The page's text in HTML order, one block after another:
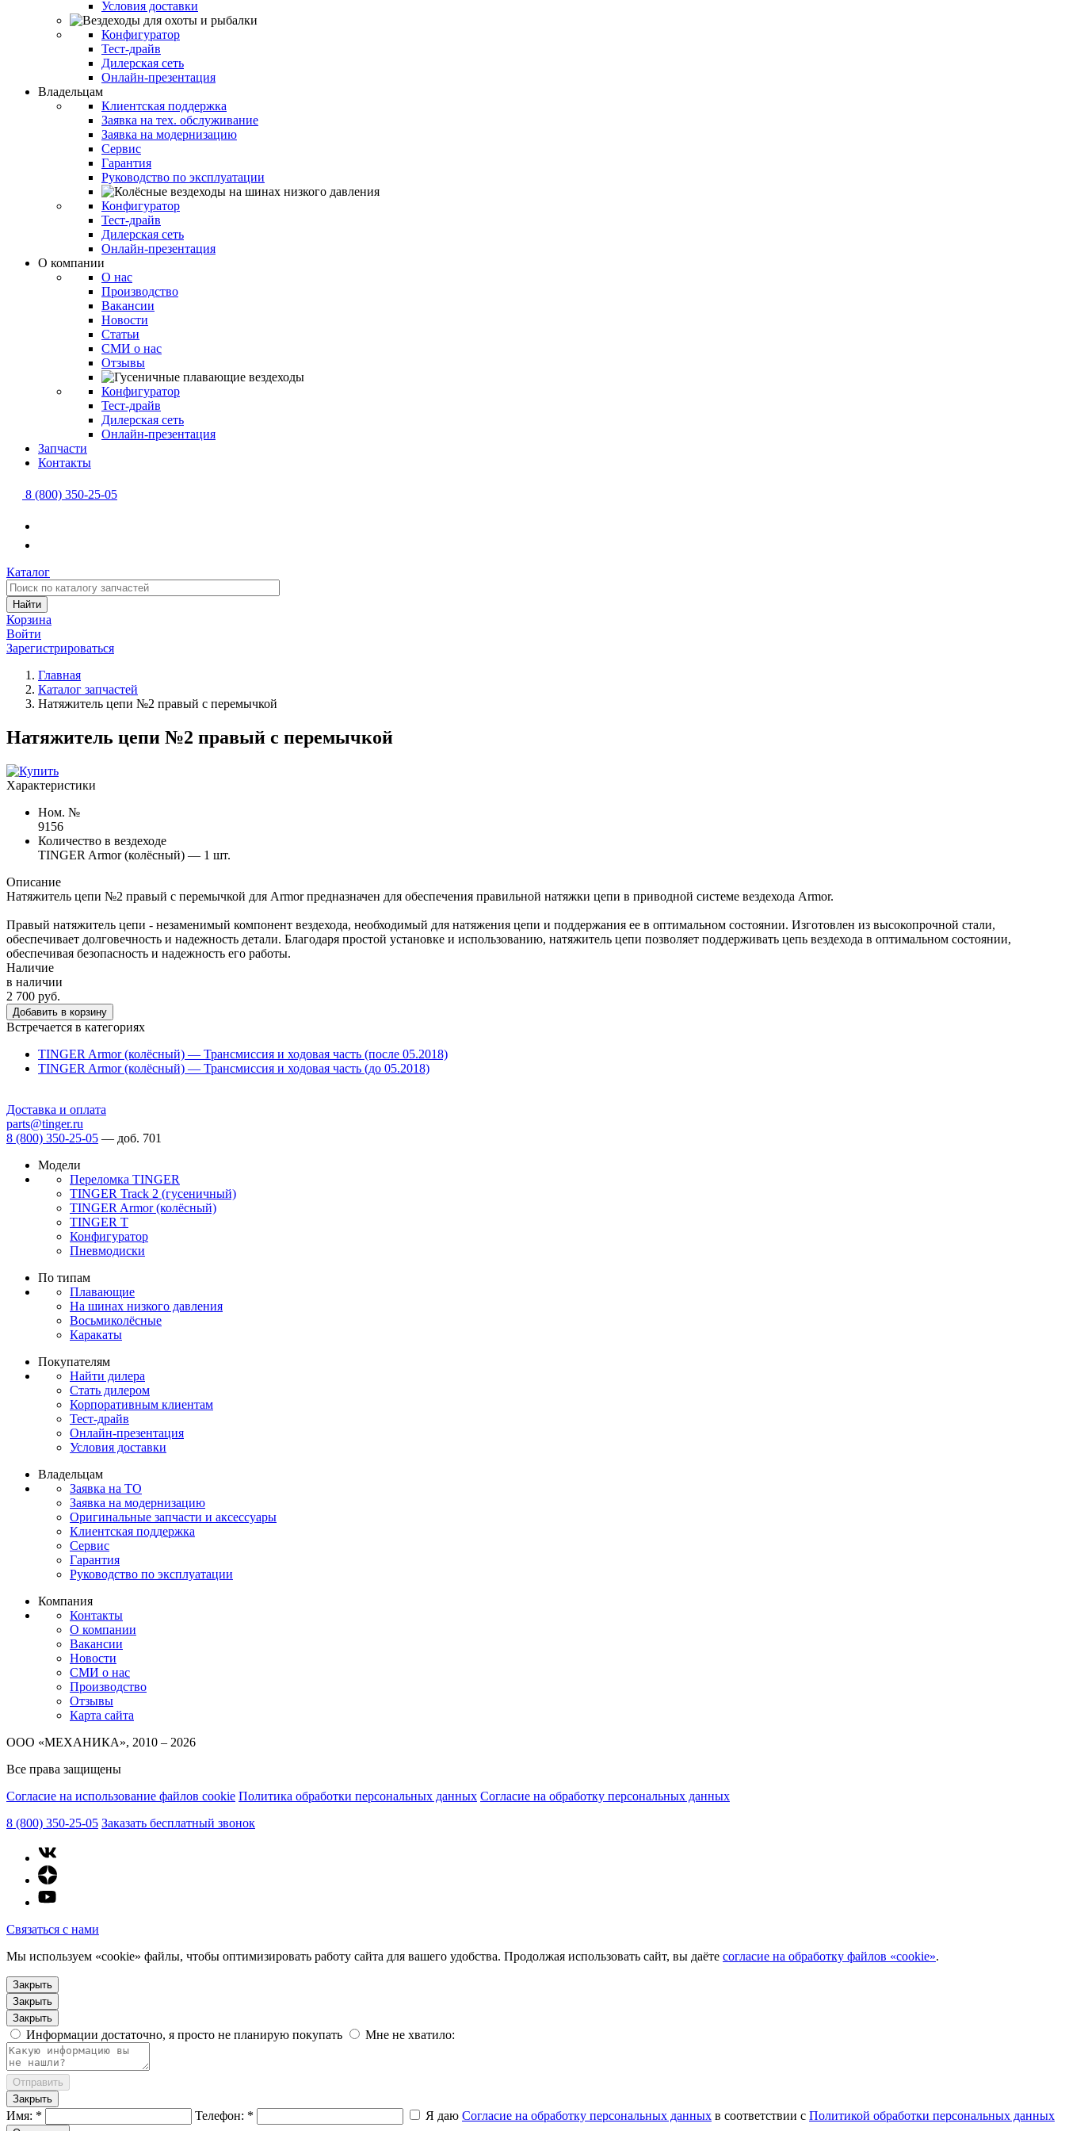
Условия доставки
Конфигуратор
Тест-драйв
Дилерская сеть
Онлайн-презентация
Владельцам
Клиентская поддержка
Заявка на тех. обслуживание
Заявка на модернизацию
Сервис
Гарантия
Руководство по эксплуатации
Конфигуратор
Тест-драйв
Дилерская сеть
Онлайн-презентация
О компании
О нас
Производство
Вакансии
Новости
Статьи
СМИ о нас
Отзывы
Конфигуратор
Тест-драйв
Дилерская сеть
Онлайн-презентация
Запчасти
Контакты
8 (800) 350-25-05
Каталог
Найти
Корзина
Войти
Зарегистрироваться
Главная
Каталог запчастей
Натяжитель цепи №2 правый с перемычкой
Натяжитель цепи №2 правый с перемычкой
Характеристики
Ном. №
9156
Количество в вездеходе
TINGER Armor (колёсный) — 1 шт.
Описание
Натяжитель цепи №2 правый с перемычкой для Armor предназначен для обеспечения правильной натяжки цепи в приводной системе вездехода Armor.
Правый натяжитель цепи - незаменимый компонент вездехода, необходимый для натяжения цепи и поддержания ее в оптимальном состоянии. Изготовлен из высокопрочной стали,
обеспечивает долговечность и надежность детали. Благодаря простой установке и использованию, натяжитель цепи позволяет поддерживать цепь вездехода в оптимальном состоянии,
обеспечивая безопасность и надежность его работы.
Наличие
в наличии
2 700 руб.
Добавить в корзину
Встречается в категориях
TINGER Armor (колёсный) — Трансмиссия и ходовая часть (после 05.2018)
TINGER Armor (колёсный) — Трансмиссия и ходовая часть (до 05.2018)
Доставка и оплата
parts@tinger.ru
8 (800) 350-25-05 — доб. 701
Модели
Переломка TINGER
TINGER Track 2 (гусеничный)
TINGER Armor (колёсный)
TINGER T
Конфигуратор
Пневмодиски
По типам
Плавающие
На шинах низкого давления
Восьмиколёсные
Каракаты
Покупателям
Найти дилера
Стать дилером
Корпоративным клиентам
Тест-драйв
Онлайн-презентация
Условия доставки
Владельцам
Заявка на ТО
Заявка на модернизацию
Оригинальные запчасти и аксессуары
Клиентская поддержка
Сервис
Гарантия
Руководство по эксплуатации
Компания
Контакты
О компании
Вакансии
Новости
СМИ о нас
Производство
Отзывы
Карта сайта
ООО «МЕХАНИКА», 2010 – 2026
Все права защищены
Согласие на использование файлов cookie Политика обработки персональных данных Согласие на обработку персональных данных
8 (800) 350-25-05 Заказать бесплатный звонок
Связаться с нами
Мы используем «cookie» файлы, чтобы оптимизировать работу сайта для вашего удобства. Продолжая использовать сайт, вы даёте согласие на обработку файлов «cookie».
Закрыть
Закрыть
Закрыть
Информации достаточно, я просто не планирую покупать Мне не хватило:
Отправить
Закрыть
Имя: * Телефон: * Я даю Согласие на обработку персональных данных в соответствии с Политикой обработки персональных данных